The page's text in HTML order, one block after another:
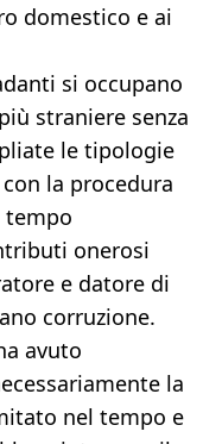
domestico e ai
si occupano
straniere senza
le tipologie
la procedura
tempo
onerosi
e datore di
corruzione.
avuto
la
nel tempo e